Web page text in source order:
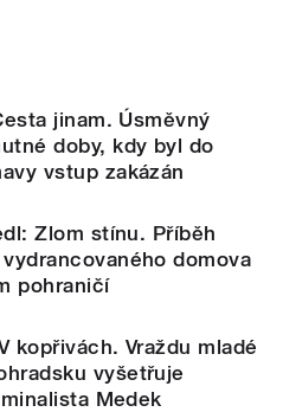
jinam. Úsměvný
doby, kdy byl do
vstup zakázán
Zlom stínu. Příběh
domova
pohraničí
kopřivách. Vraždu mladé
vyšetřuje
Medek